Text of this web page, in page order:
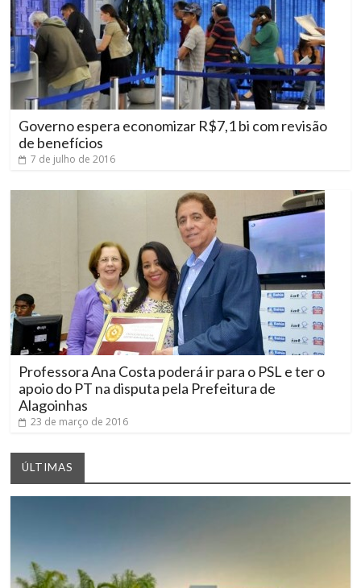
Governo espera economizar R$7,1 bi com revisão
de benefícios
7 de julho de 2016
Professora Ana Costa poderá ir para o PSL e ter o
apoio do PT na disputa pela Prefeitura de
Alagoinhas
23 de março de 2016
ÚLTIMAS